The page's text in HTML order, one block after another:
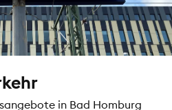
in Bad Homburg